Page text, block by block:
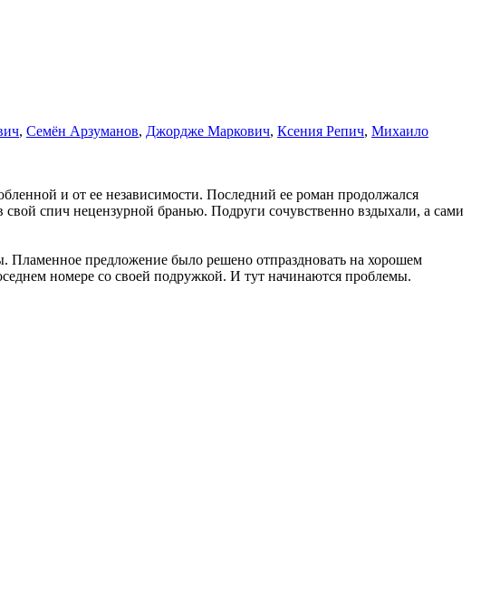
, Семён Арзуманов, Джордже Маркович, Ксения Репич, Михаило
и от ее независимости. Последний ее роман продолжался
свой спич нецензурной бранью. Подруги сочувственно вздыхали, а сами
предложение было решено отпраздновать на хорошем
номере со своей подружкой. И тут начинаются проблемы.